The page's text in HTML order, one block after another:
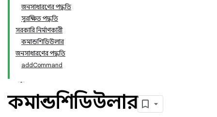
জনসাধারণের পদ্ধতি
সুরক্ষিত পদ্ধতি
সরকারি নির্মাণকারী
কমান্ডশিডিউলার
জনসাধারণের পদ্ধতি
addCommand
কমান্ডশিডিউলার